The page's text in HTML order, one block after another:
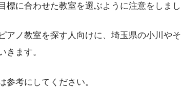
標に合わせた教室を選ぶように注意をしまし
アノ教室を探す人向けに、埼玉県の小川や
きます。
参考にしてください。